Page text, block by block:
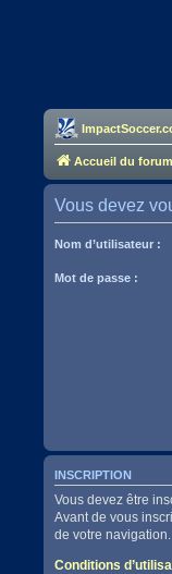
Accueil du forum
Vous devez
Nom d’utilisateur :
Mot de passe :
INSCRIPTION
Vous devez être
Avant de vous
de votre navigation.
Conditions